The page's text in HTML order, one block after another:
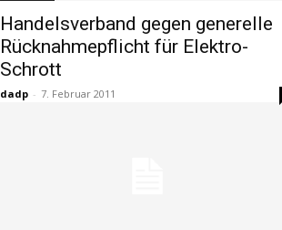
Handelsverband gegen generelle
Rücknahmepflicht für Elektro-
Schrott
dadp - 7. Februar 2011